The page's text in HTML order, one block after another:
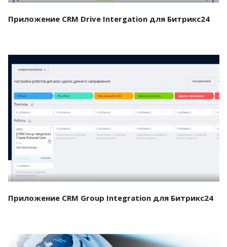
Приложение CRM Drive Intergation для Битрикс24
Смотреть проект
Приложение CRM Group Integration для Битрикс24